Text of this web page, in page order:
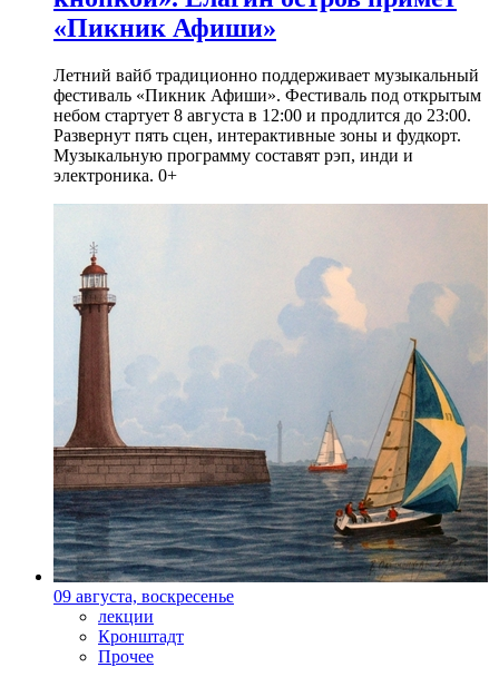
«Пикник Афиши»
Летний вайб традиционно поддерживает музыкальный
фестиваль «Пикник Афиши». Фестиваль под открытым
небом стартует 8 августа в 12:00 и продлится до 23:00.
Развернут пять сцен, интерактивные зоны и фудкорт.
Музыкальную программу составят рэп, инди и
электроника. 0+
09 августа, воскресенье
лекции
Кронштадт
Прочее